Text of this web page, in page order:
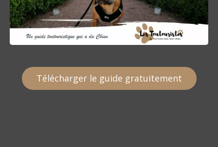
Télécharger le guide gratuitement